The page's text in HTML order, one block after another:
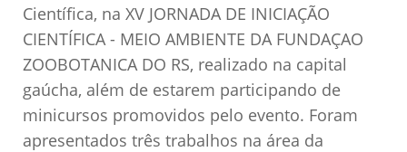
Científica, na XV JORNADA DE INICIAÇÃO
CIENTÍFICA - MEIO AMBIENTE DA FUNDAÇAO
ZOOBOTANICA DO RS, realizado na capital
gaúcha, além de estarem participando de
minicursos promovidos pelo evento. Foram
apresentados três trabalhos na área da